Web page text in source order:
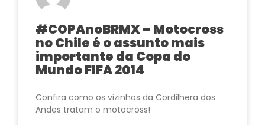
#COPAnoBRMX – Motocross
no Chile é o assunto mais
importante da Copa do
Mundo FIFA 2014
Confira como os vizinhos da Cordilhera dos
Andes tratam o motocross!